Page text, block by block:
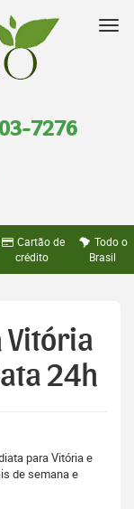
7276
Cartão de
crédito
Todo o
Brasil
Vitória
24h
para Vitória e
de semana e